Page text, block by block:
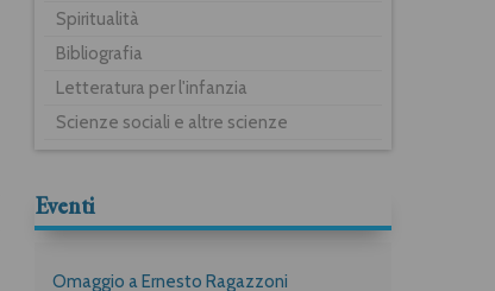
Spiritualità
Bibliografia
Letteratura per l'infanzia
Scienze sociali e altre scienze
Eventi
Omaggio a Ernesto Ragazzoni